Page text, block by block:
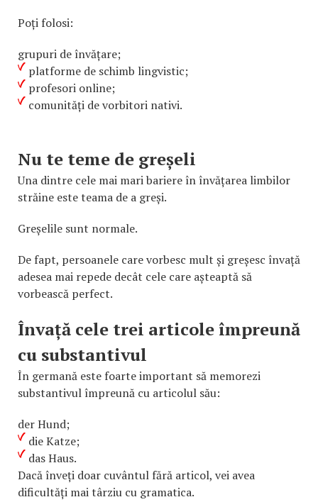
Poți folosi:
grupuri de învățare;
platforme de schimb lingvistic;
profesori online;
comunități de vorbitori nativi.
Nu te teme de greșeli
Una dintre cele mai mari bariere în învățarea limbilor
străine este teama de a greși.
Greșelile sunt normale.
De fapt, persoanele care vorbesc mult și greșesc învață
adesea mai repede decât cele care așteaptă să
vorbească perfect.
Învață cele trei articole împreună
cu substantivul
În germană este foarte important să memorezi
substantivul împreună cu articolul său:
der Hund;
die Katze;
das Haus.
Dacă înveți doar cuvântul fără articol, vei avea
dificultăți mai târziu cu gramatica.